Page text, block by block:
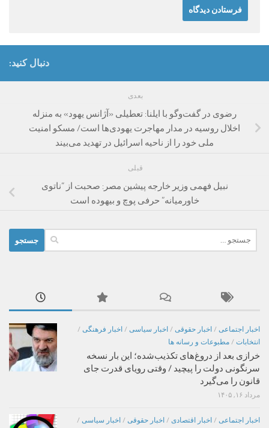
دنبال کنید:
بعدی
رضوی در گفت‌وگو با ایلنا: تعطیلی «آژانس یهود» به منزله
اخلال روسیه در مدار مهاجرت یهودی‌ها است/ مسکو امنیت
ملی خود را از ناحیه اسرائیل در تهدید می‌بیند
قبلی
نبیل فهمی وزیر خارجه پیشین مصر: صحبت از “ناتوی
خاورمیانه” حرفی پوچ و بیهوده است
برای:
اخبار اجتماعی / اخبار حقوقی / اخبار سیاسی / اخبار فرهنگی /
انتخابات / مطبوعات و رسانه ها
خرازی بعد از دروغ‌های تکذیب‌شده؛ این بار نسخه
سرنگونی دولت را پیچید / وقتی رویای قدرت جای
قانون را می‌گیرد
مرداد ۱۶, ۱۴۰۵
اخبار اجتماعی / اخبار اقتصادی / اخبار حقوقی / اخبار سیاسی /